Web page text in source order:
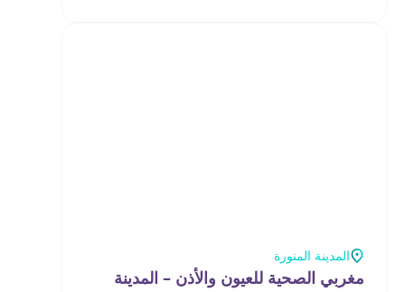
المدينة المنورة
مغربي الصحية للعيون والأذن – المدينة